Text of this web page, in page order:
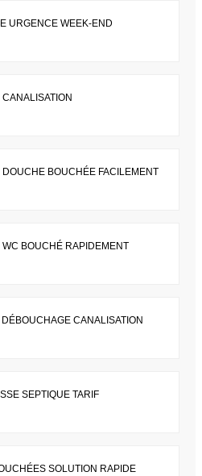
URGENCE WEEK-END
BOUCHÉE FACILEMENT
BOUCHÉ RAPIDEMENT
CANALISATION
SEPTIQUE TARIF
SOLUTION RAPIDE